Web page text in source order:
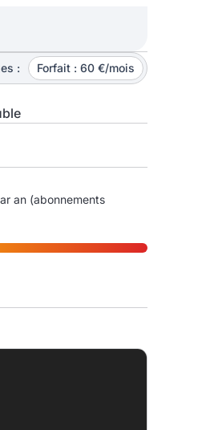
: Forfait : 60 €/mois
an (abonnements
effet de serre (EGES)